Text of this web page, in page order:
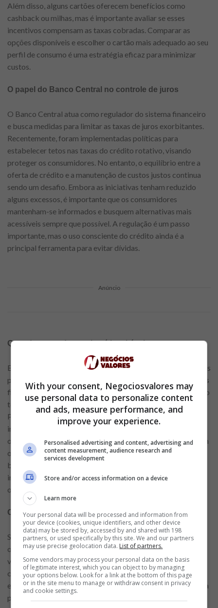
Além disso, alguns cartões oferecem benefícios como
cashback ou milhas, mas é importante avaliar se esses
incentivos compensam as taxas cobradas. Comparar as
opções disponíveis e escolher o cartão mais adequado ao seu
perfil de consumo é uma estratégia eficaz para minimizar
custos.
O papel do Banco Central no controle de juros
O Banco Central atua como regulador do sistema financeiro
e busca medidas para limitar as taxas de juros exorbitantes.
Recentemente, foram implementadas políticas para
estabelecer tetos nas taxas do crédito rotativo, visando
proteger os consumidores. No entanto, o equilíbrio entre a
oferta de crédito e a manutenção de custos justos continua
sendo um desafio. Embora as iniciativas tenham reduzido
alguns excessos, é importante que os consumidores
mantenham-se informados e busquem alternativas mais
acessíveis sempre que possível. A regulação é um passo
importante, mas o uso consciente do crédito ainda é a
principal ferramenta para evitar dívidas.
Anúncio
Quando o uso do rotativo é inevitável
Embora seja ideal evitar o crédito rotativo, algumas situações
podem torná-lo inevitável, como emergências ou imprevistos
financeiros. Nesse caso, é crucial utilizá-lo como uma solução
temporária e buscar quitá-lo o mais rápido possível.
Prolongar o uso do rotativo pode resultar em um acúmulo
insustentável de juros, comprometendo ainda mais o
orçamento. Planejar o pagamento, renegociar condições com
o banco ou buscar alternativas de crédito com juros mais
baixos são estratégias que podem ajudar a minimizar os
impactos. Lembre-se de que o rotativo deve ser a última
opção e usado com muita cautela.
Como negociar melhores condições com o banco
Se as taxas de juros do cartão estão pesando no seu
orçamento, negociar com o banco pode ser uma solução
viável. Muitas instituições financeiras oferecem alternativas,
como o parcelamento da dívida com juros reduzidos, para
evitar a inadimplência. Para obter melhores condições, esteja
preparado para argumentar e apresentar seu histórico de
With your consent, Negociosvalores may
use personal data to personalize content
and ads, measure performance, and
improve your experience.
Personalised advertising and content, advertising and
content measurement, audience research and
services development
Store and/or access information on a device
Learn more
Your personal data will be processed and information from
your device (cookies, unique identifiers, and other device
data) may be stored by, accessed by and shared with 198
partners, or used specifically by this site. We and our partners
may use precise geolocation data. List of partners.
Some vendors may process your personal data on the basis
of legitimate interest, which you can object to by managing
your options below. Look for a link at the bottom of this page
or in the site menu to manage or withdraw consent in privacy
and cookie settings.